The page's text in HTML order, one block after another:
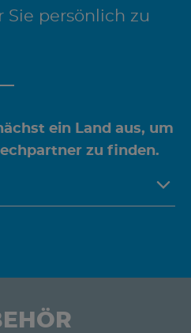
Sie persönlich zu
ein Land aus, um
zu finden.